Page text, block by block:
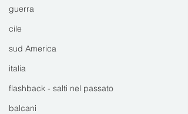
guerra
cile
sud America
italia
flashback - salti nel passato
balcani